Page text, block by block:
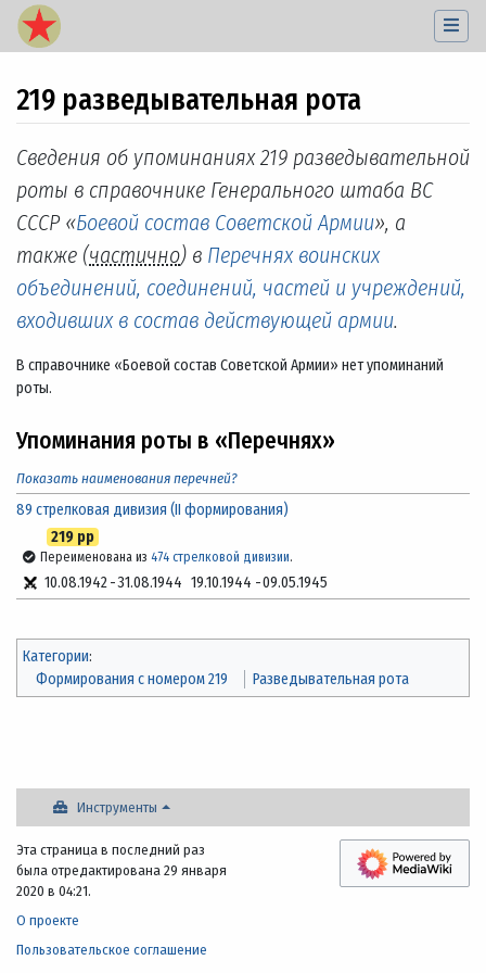
219 разведывательная рота
Перейти к:навигация,поиск
Сведения об упоминаниях 219 разведывательной
роты в справочнике Генерального штаба ВС
СССР «Боевой состав Советской Армии», а
также (частично) в Перечнях воинских
объединений, соединений, частей и учреждений,
входивших в состав действующей армии.
В справочнике «Боевой состав Советской Армии» нет упоминаний
роты.
Упоминания роты в «Перечнях»
Показать наименования перечней?
89 стрелковая дивизия (II формирования)
219 рр
Переименована из474 стрелковой дивизии.
10.08.1942-31.08.1944 19.10.1944 -09.05.1945
Категории:
Формирования с номером 219
Разведывательная рота
Инструменты
Эта страница в последний раз
была отредактирована 29 января
2020 в 04:21.
О проекте
Пользовательское соглашение